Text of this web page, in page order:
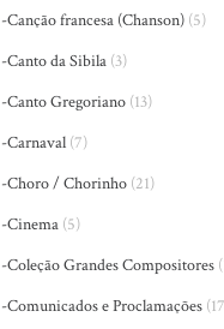
-Canção francesa (Chanson) (5)
-Canto da Sibila (3)
-Canto Gregoriano (13)
-Carnaval (7)
-Choro / Chorinho (21)
-Cinema (5)
-Coleção Grandes Compositores
-Comunicados e Proclamações